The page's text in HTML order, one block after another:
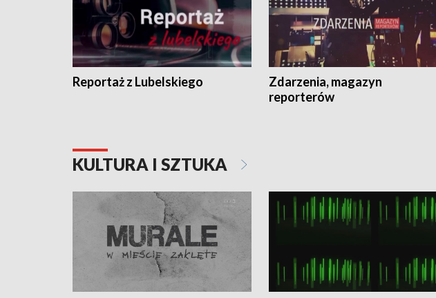
Reportaż z Lubelskiego
Zdarzenia, magazyn
reporterów
KULTURA I SZTUKA